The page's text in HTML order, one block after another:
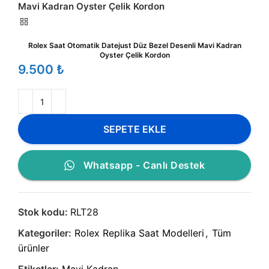
Mavi Kadran Oyster Çelik Kordon
Rolex Saat Otomatik Datejust Düz Bezel Desenli Mavi Kadran
Oyster Çelik Kordon
₺
SEPETE EKLE
Whatsapp - Canlı Destek
Stok kodu: RLT28
Kategoriler: Rolex Replika Saat Modelleri , Tüm
ürünler